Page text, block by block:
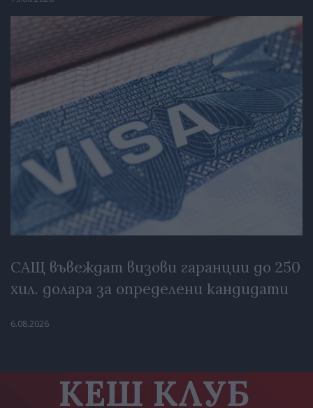
САЩ въвеждат визови гаранции до 250
хил. долара за определени кандидати
6.08.2026
КЕШ КЛУБ